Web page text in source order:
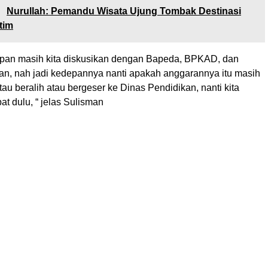
Nurullah: Pemandu Wisata Ujung Tombak Destinasi
masih kita diskusikan dengan Bapeda, BPKAD, dan
nah jadi kedepannya nanti apakah anggarannya itu masih
beralih atau bergeser ke Dinas Pendidikan, nanti kita
dulu, “ jelas Sulisman